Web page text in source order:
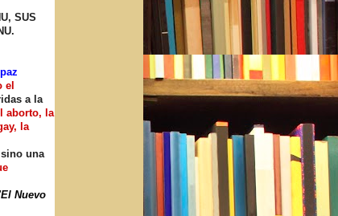
SUS
el
a la
aborto, la
la
una
Nuevo